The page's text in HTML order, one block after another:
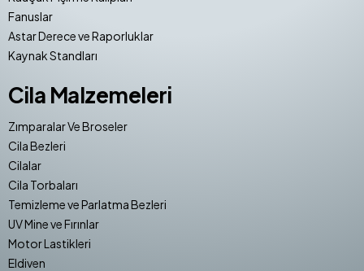
Fanuslar
Astar Derece ve Raporluklar
Kaynak Standları
Cila Malzemeleri
Zımparalar Ve Broseler
Cila Bezleri
Cilalar
Cila Torbaları
Temizleme ve Parlatma Bezleri
UV Mine ve Fırınlar
Motor Lastikleri
Eldiven